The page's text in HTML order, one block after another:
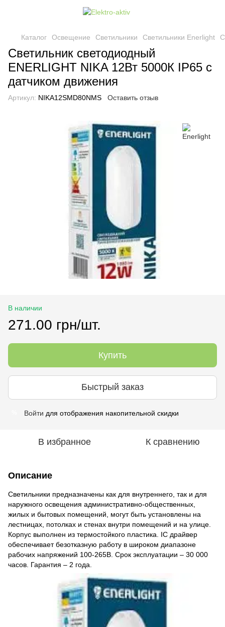
Каталог Освещение Светильники Светильники Enerlight
Светильник светодиодный
ENERLIGHT NIKA 12Вт 5000К IP65 с
датчиком движения
Артикул: NIKA12SMD80NMS Оставить отзыв
В наличии
271.00 грн/шт.
Купить
Быстрый заказ
Войти для отображения накопительной скидки
В избранное К сравнению
Описание
Светильники предназначены как для внутреннего, так и для
наружного освещения административно-общественных,
жилых и бытовых помещений, могут быть установлены на
лестницах, потолках и стенах внутри помещений и на улице.
Корпус выполнен из термостойкого пластика. IC драйвер
обеспечивает безотказную работу в широком диапазоне
рабочих напряжений 100-265В. Срок эксплуатации – 30 000
часов. Гарантия – 2 года.